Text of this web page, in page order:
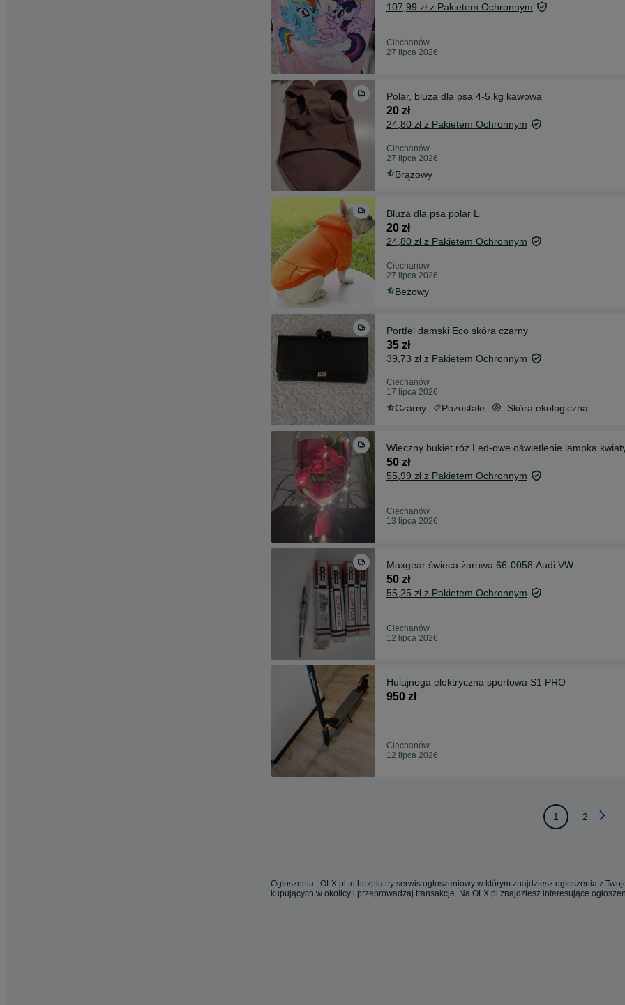
107,99 zł z Pakietem Ochronnym
Ciechanów
27 lipca 2026
Polar, bluza dla psa 4-5 kg kawowa
20 zł
24,80 zł z Pakietem Ochronnym
Ciechanów
27 lipca 2026
Brązowy
Bluza dla psa polar L
20 zł
24,80 zł z Pakietem Ochronnym
Ciechanów
27 lipca 2026
Beżowy
Portfel damski Eco skóra czarny
35 zł
39,73 zł z Pakietem Ochronnym
Ciechanów
17 lipca 2026
Czarny Pozostałe Skóra ekologiczna
Wieczny bukiet róż Led-owe oświetlenie lampka
50 zł
55,99 zł z Pakietem Ochronnym
Ciechanów
13 lipca 2026
Maxgear świeca żarowa 66-0058 Audi VW
50 zł
55,25 zł z Pakietem Ochronnym
Ciechanów
12 lipca 2026
Hulajnoga elektryczna sportowa S1 PRO
950 zł
Ciechanów
12 lipca 2026
1 2
Ogłoszenia , OLX.pl to bezpłatny serwis ogłoszeniowy w którym znajdziesz ogłoszenia z
kupujących w okolicy i przeprowadzaj transakcje. Na OLX.pl znajdziesz interesujące